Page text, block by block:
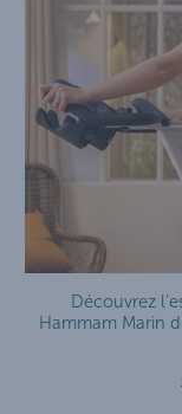
Découvrez
Hammam Marin